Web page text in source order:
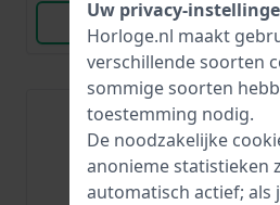
Bekijk Product
Uw privacy-
Horloge.nl maakt
verschillende soorten
sommige soorten
toestemming nodig.
De noodzakelijke
anonieme statistieken
automatisch actief; als